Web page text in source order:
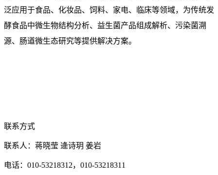
泛应用于食品、化妆品、饲料、家电、临床等领域，为传统发
酵食品中微生物结构分析、益生菌产品组成解析、污染菌溯
源、肠道微生态研究等提供解决方案。
联系方式
联系人：蒋晓莹 逄诗玥 姜岩
电话：010-53218312，010-53218311